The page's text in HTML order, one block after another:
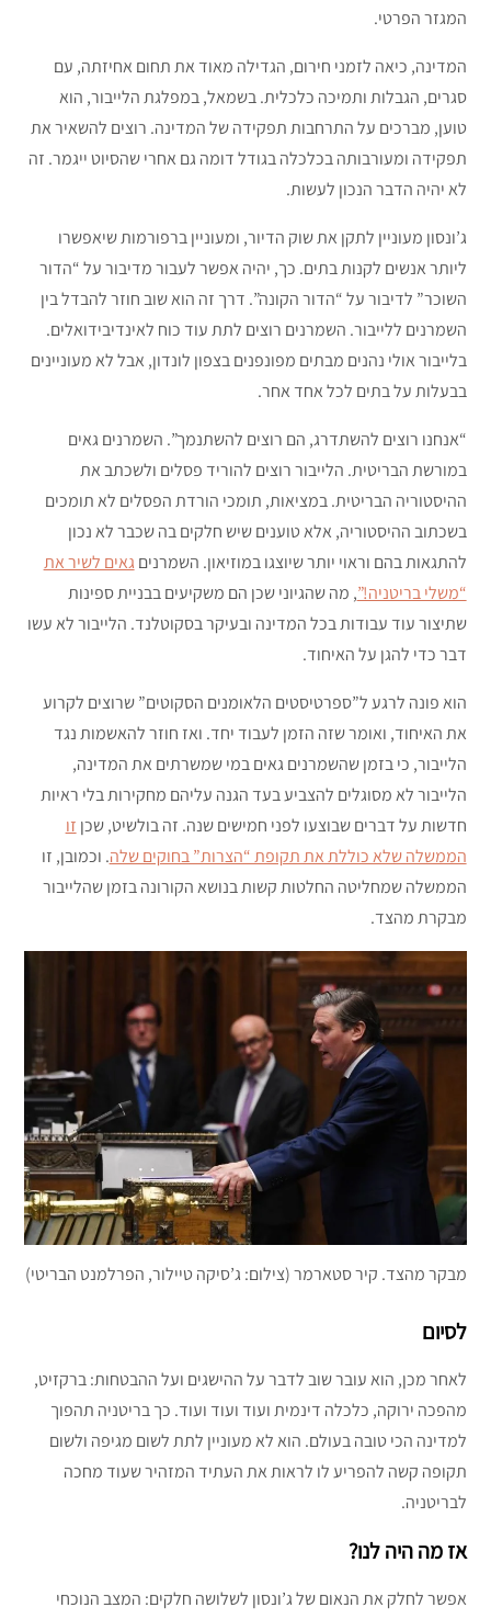
המגזר הפרטי.
המדינה, כיאה לזמני חירום, הגדילה מאוד את תחום אחיזתה, עם
סגרים, הגבלות ותמיכה כלכלית. בשמאל, במפלגת הלייבור, הוא
טוען, מברכים על התרחבות תפקידה של המדינה. רוצים להשאיר את
תפקידה ומעורבותה בכלכלה בגודל דומה גם אחרי שהסיוט ייגמר. זה
לא יהיה הדבר הנכון לעשות.
ג’ונסון מעוניין לתקן את שוק הדיור, ומעוניין ברפורמות שיאפשרו
ליותר אנשים לקנות בתים. כך, יהיה אפשר לעבור מדיבור על “הדור
השוכר” לדיבור על “הדור הקונה”. דרך זה הוא שוב חוזר להבדל בין
השמרנים ללייבור. השמרנים רוצים לתת עוד כוח לאינדיבידואלים.
בלייבור אולי נהנים מבתים מפונפנים בצפון לונדון, אבל לא מעוניינים
בבעלות על בתים לכל אחד אחר.
“אנחנו רוצים להשתדרג, הם רוצים להשתנמך”. השמרנים גאים
במורשת הבריטית. הלייבור רוצים להוריד פסלים ולשכתב את
ההיסטוריה הבריטית. במציאות, תומכי הורדת הפסלים לא תומכים
בשכתוב ההיסטוריה, אלא טוענים שיש חלקים בה שכבר לא נכון
להתגאות בהם וראוי יותר שיוצגו במוזיאון. השמרנים גאים לשיר את
“משלי בריטניה!”, מה שהגיוני שכן הם משקיעים בבניית ספינות
שתיצור עוד עבודות בכל המדינה ובעיקר בסקוטלנד. הלייבור לא עשו
דבר כדי להגן על האיחוד.
הוא פונה לרגע ל”ספרטיסטים הלאומנים הסקוטים” שרוצים לקרוע
את האיחוד, ואומר שזה הזמן לעבוד יחד. ואז חוזר להאשמות נגד
הלייבור, כי בזמן שהשמרנים גאים במי שמשרתים את המדינה,
הלייבור לא מסוגלים להצביע בעד הגנה עליהם מחקירות בלי ראיות
חדשות על דברים שבוצעו לפני חמישים שנה. זה בולשיט, שכן זו
הממשלה שלא כוללת את תקופת “הצרות” בחוקים שלה. וכמובן, זו
הממשלה שמחליטה החלטות קשות בנושא הקורונה בזמן שהלייבור
מבקרת מהצד.
מבקר מהצד. קיר סטארמר (צילום: ג’סיקה טיילור, הפרלמנט הבריטי)
לסיום
לאחר מכן, הוא עובר שוב לדבר על ההישגים ועל ההבטחות: ברקזיט,
מהפכה ירוקה, כלכלה דינמית ועוד ועוד ועוד. כך בריטניה תהפוך
למדינה הכי טובה בעולם. הוא לא מעוניין לתת לשום מגיפה ולשום
תקופה קשה להפריע לו לראות את העתיד המזהיר שעוד מחכה
לבריטניה.
אז מה היה לנו?
אפשר לחלק את הנאום של ג’ונסון לשלושה חלקים: המצב הנוכחי